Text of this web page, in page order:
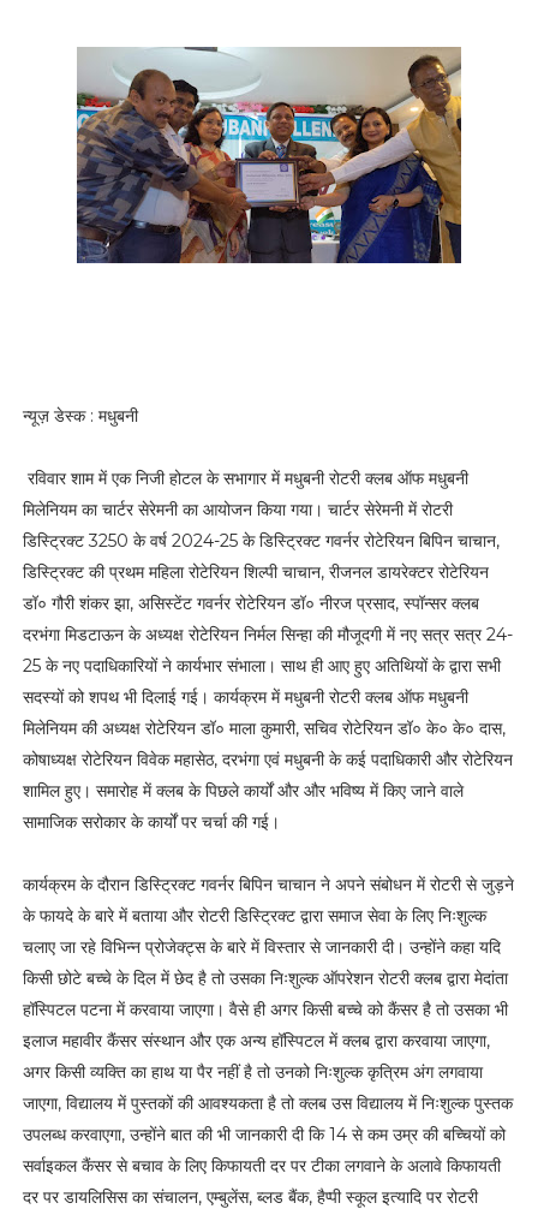
न्यूज़ डेस्क : मधुबनी
रविवार शाम में एक निजी होटल के सभागार में मधुबनी रोटरी क्लब ऑफ मधुबनी
मिलेनियम का चार्टर सेरेमनी का आयोजन किया गया। चार्टर सेरेमनी में रोटरी
डिस्ट्रिक्ट 3250 के वर्ष 2024-25 के डिस्ट्रिक्ट गवर्नर रोटेरियन बिपिन चाचान,
डिस्ट्रिक्ट की प्रथम महिला रोटेरियन शिल्पी चाचान, रीजनल डायरेक्टर रोटेरियन
डॉ० गौरी शंकर झा, असिस्टेंट गवर्नर रोटेरियन डॉ० नीरज प्रसाद, स्पॉन्सर क्लब
दरभंगा मिडटाऊन के अध्यक्ष रोटेरियन निर्मल सिन्हा की मौजूदगी में नए सत्र सत्र 24-
25 के नए पदाधिकारियों ने कार्यभार संभाला। साथ ही आए हुए अतिथियों के द्वारा सभी
सदस्यों को शपथ भी दिलाई गई। कार्यक्रम में मधुबनी रोटरी क्लब ऑफ मधुबनी
मिलेनियम की अध्यक्ष रोटेरियन डॉ० माला कुमारी, सचिव रोटेरियन डॉ० के० के० दास,
कोषाध्यक्ष रोटेरियन विवेक महासेठ, दरभंगा एवं मधुबनी के कई पदाधिकारी और रोटेरियन
शामिल हुए। समारोह में क्लब के पिछले कार्यों और और भविष्य में किए जाने वाले
सामाजिक सरोकार के कार्यों पर चर्चा की गई।
कार्यक्रम के दौरान डिस्ट्रिक्ट गवर्नर बिपिन चाचान ने अपने संबोधन में रोटरी से जुड़ने
के फायदे के बारे में बताया और रोटरी डिस्ट्रिक्ट द्वारा समाज सेवा के लिए निःशुल्क
चलाए जा रहे विभिन्न प्रोजेक्ट्स के बारे में विस्तार से जानकारी दी। उन्होंने कहा यदि
किसी छोटे बच्चे के दिल में छेद है तो उसका निःशुल्क ऑपरेशन रोटरी क्लब द्वारा मेदांता
हॉस्पिटल पटना में करवाया जाएगा। वैसे ही अगर किसी बच्चे को कैंसर है तो उसका भी
इलाज महावीर कैंसर संस्थान और एक अन्य हॉस्पिटल में क्लब द्वारा करवाया जाएगा,
अगर किसी व्यक्ति का हाथ या पैर नहीं है तो उनको निःशुल्क कृत्रिम अंग लगवाया
जाएगा, विद्यालय में पुस्तकों की आवश्यकता है तो क्लब उस विद्यालय में निःशुल्क पुस्तक
उपलब्ध करवाएगा, उन्होंने बात की भी जानकारी दी कि 14 से कम उम्र की बच्चियों को
सर्वाइकल कैंसर से बचाव के लिए किफायती दर पर टीका लगवाने के अलावे किफायती
दर पर डायलिसिस का संचालन, एम्बुलेंस, ब्लड बैंक, हैप्पी स्कूल इत्यादि पर रोटरी